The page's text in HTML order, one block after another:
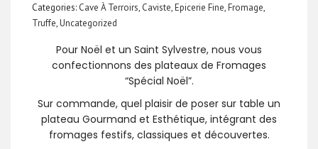
Categories: Cave À Terroirs, Caviste,Epicerie Fine,Fromage,
Truffe,Uncategorized
Pour Noël et un Saint Sylvestre, nous vous
confectionnons des plateaux de Fromages
“Spécial Noël”.
Sur commande, quel plaisir de poser sur table un
plateau Gourmand et Esthétique, intégrant des
fromages festifs, classiques et découvertes.